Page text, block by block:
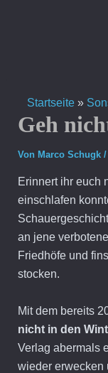
Startseite »
Geh
Von Marco Schugk /
Erinnert ihr euch
einschlafen
an jene
Friedhöfe und
stocken.
Mit dem bereits
nicht in den
Verlag abermals
wieder erwecken